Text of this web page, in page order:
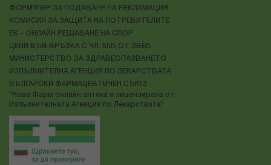
ФОРМУЛЯР ЗА ПОДАВАНЕ НА РЕКЛАМАЦИЯ
КОМИСИЯ ЗА ЗАЩИТА НА ПОТРЕБИТЕЛИТЕ
ЕК - ОНЛАЙН РЕШАВАНЕ НА СПОР
ЦЕНИ ВЪВ ВРЪЗКА С ЧЛ. 55Б ОТ ЗВЕБ
МИНИСТЕРСТВО ЗА ЗДРАВЕОПАЗВАНЕТО
ИЗПЪЛНИТЕЛНА АГЕНЦИЯ ПО ЛЕКАРСТВАТА
БЪЛГАРСКИ ФАРМАЦЕВТИЧЕН СЪЮЗ
"Нове Фарм онлайн аптека е лицензирана от
Изпълнителната Агенция по Лекарствата"